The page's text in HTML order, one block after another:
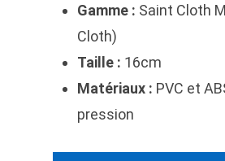
Gamme : Saint Cloth
Cloth)
Taille : 16cm
Matériaux : PVC et
pression